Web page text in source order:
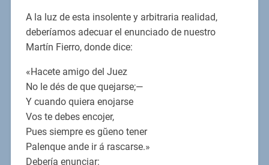
A la luz de esta insolente y arbitraria realidad,
deberíamos adecuar el enunciado de nuestro
Martín Fierro, donde dice:
«Hacete amigo del Juez
No le dés de que quejarse;—
Y cuando quiera enojarse
Vos te debes encojer,
Pues siempre es gŭeno tener
Palenque ande ir á rascarse.»
Debería enunciar: